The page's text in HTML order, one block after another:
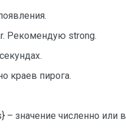
Рекомендую strong.
краев пирога.
– значение численно или в